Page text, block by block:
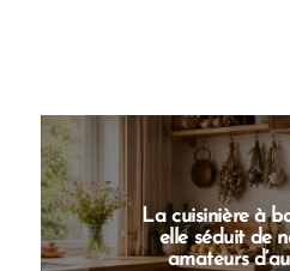
La cuisinière à
elle séduit de
amateurs